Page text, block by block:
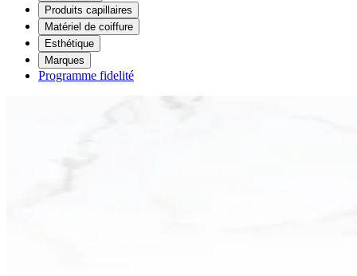
Produits capillaires
Matériel de coiffure
Esthétique
Marques
Programme fidelité